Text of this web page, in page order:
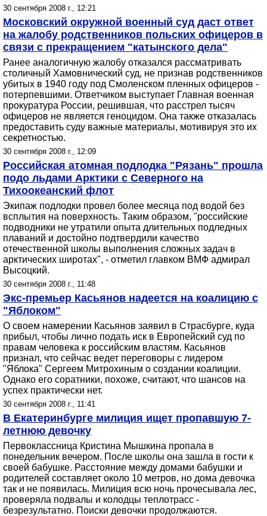
30 сентября 2008 г., 12:21
Московский окружной военный суд даст ответ
на жалобу родственников польских офицеров в
связи с прекращением "катынского дела"
Ранее аналогичную жалобу отказался рассматривать
столичный Хамовнический суд, не признав родственников
убитых в 1940 году под Смоленском пленных офицеров -
потерпевшими. Ответчиком выступает Главная военная
прокуратура России, решившая, что расстрел тысяч
офицеров не является геноцидом. Она также отказалась
предоставить суду важные материалы, мотивируя это их
секретностью.
30 сентября 2008 г., 12:09
Российская атомная подлодка "Рязань" прошла
подо льдами Арктики с Северного на
Тихоокеанский флот
Экипаж подлодки провел более месяца под водой без
всплытия на поверхность. Таким образом, "российские
подводники не утратили опыта длительных подледных
плаваний и достойно подтвердили качество
отечественной школы выполнения сложных задач в
арктических широтах", - отметил главком ВМФ адмирал
Высоцкий.
30 сентября 2008 г., 11:48
Экс-премьер Касьянов надеется на коалицию с
"Яблоком"
О своем намерении Касьянов заявил в Страсбурге, куда
прибыл, чтобы лично подать иск в Европейский суд по
правам человека к российским властям. Касьянов
признал, что сейчас ведет переговоры с лидером
"Яблока" Сергеем Митрохиным о создании коалиции.
Однако его соратники, похоже, считают, что шансов на
успех практически нет.
30 сентября 2008 г., 11:41
В Екатеринбурге милиция ищет пропавшую 7-
летнюю девочку
Первоклассница Кристина Мышкина пропала в
понедельник вечером. После школы она зашла в гости к
своей бабушке. Расстояние между домами бабушки и
родителей составляет около 10 метров, но дома девочка
так и не появилась. Милиция всю ночь прочесывала лес,
проверяла подвалы и колодцы теплотрасс -
безрезультатно. Поиски девочки продолжаются.